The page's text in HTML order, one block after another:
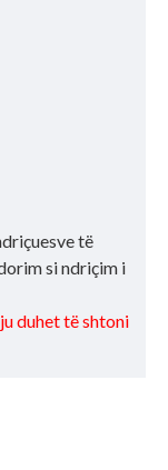
të
si ndriçim i
duhet të shtoni